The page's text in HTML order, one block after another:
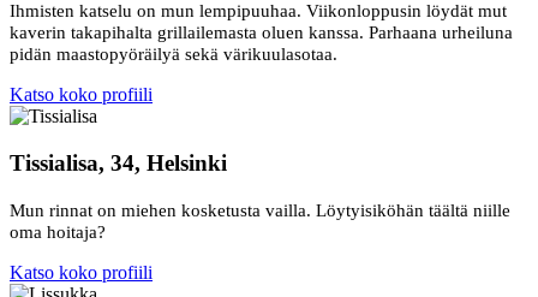
Ihmisten katselu on mun lempipuuhaa. Viikonloppusin löydät mut
kaverin takapihalta grillailemasta oluen kanssa. Parhaana urheiluna
pidän maastopyöräilyä sekä värikuulasotaa.
Katso koko profiili
Tissialisa, 34, Helsinki
Mun rinnat on miehen kosketusta vailla. Löytyisiköhän täältä niille
oma hoitaja?
Katso koko profiili